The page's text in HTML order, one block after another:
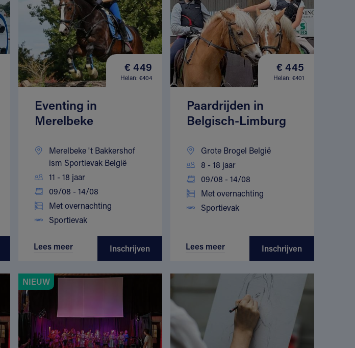
€ 449
Helan: €404
Eventing in
Merelbeke
Merelbeke 't Bakkershof
ism Sportievak België
11 - 18 jaar
09/08 - 14/08
Met overnachting
Sportievak
Lees meer Inschrijven
€ 445
Helan: €401
Paardrijden in
Belgisch-Limburg
Grote Brogel België
8 - 18 jaar
09/08 - 14/08
Met overnachting
Sportievak
Lees meer Inschrijven
NIEUW